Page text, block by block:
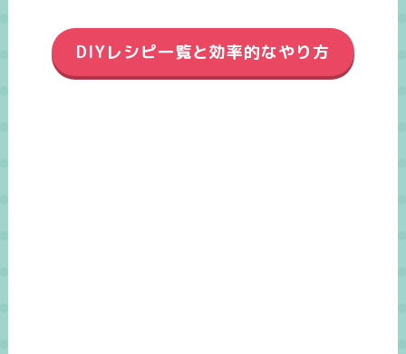
DIYレシピ一覧と効率的なやり方